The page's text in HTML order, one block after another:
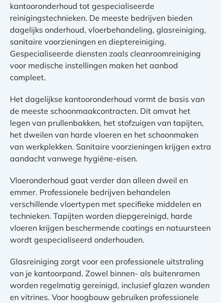
kantooronderhoud tot gespecialiseerde
reinigingstechnieken. De meeste bedrijven bieden
dagelijks onderhoud, vloerbehandeling, glasreiniging,
sanitaire voorzieningen en dieptereiniging.
Gespecialiseerde diensten zoals cleanroomreiniging
voor medische instellingen maken het aanbod
compleet.
Het dagelijkse kantooronderhoud vormt de basis van
de meeste schoonmaakcontracten. Dit omvat het
legen van prullenbakken, het stofzuigen van tapijten,
het dweilen van harde vloeren en het schoonmaken
van werkplekken. Sanitaire voorzieningen krijgen extra
aandacht vanwege hygiëne-eisen.
Vloeronderhoud gaat verder dan alleen dweil en
emmer. Professionele bedrijven behandelen
verschillende vloertypen met specifieke middelen en
technieken. Tapijten worden diepgereinigd, harde
vloeren krijgen beschermende coatings en natuursteen
wordt gespecialiseerd onderhouden.
Glasreiniging zorgt voor een professionele uitstraling
van je kantoorpand. Zowel binnen- als buitenramen
worden regelmatig gereinigd, inclusief glazen wanden
en vitrines. Voor hoogbouw gebruiken professionele